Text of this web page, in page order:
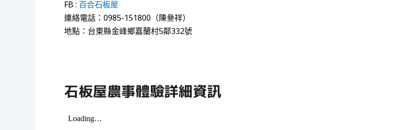
FB : 百合石板屋
連絡電話：0985-151800（陳叄祥）
地點：台東縣金峰鄉嘉蘭村5鄰332號
石板屋農事體驗詳細資訊